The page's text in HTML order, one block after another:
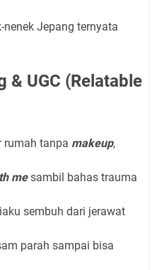
Jepang ternyata
& UGC (Relatable
rumah tanpa makeup,
mesambil bahas trauma
sembuh dari jerawat
parah sampai bisa